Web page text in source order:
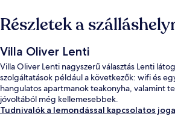
Részletek a
Villa Oliver Lenti
Villa Oliver Lenti nagyszerű választás Lenti
szolgáltatások például a következők: wifi és
hangulatos apartmanok teakonyha, valamint
jóvoltából még kellemesebbek.
Tudnivalók a lemondással kapcsolatos